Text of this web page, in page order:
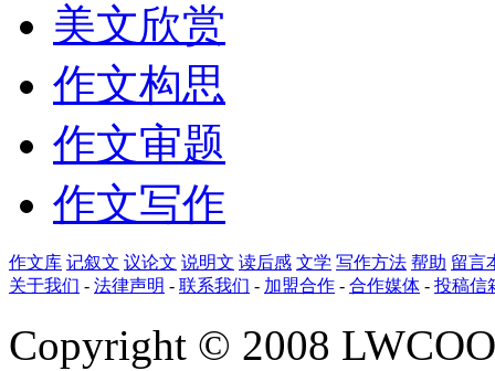
美文欣赏
作文构思
作文审题
作文写作
作文库 记叙文 议论文 说明文 读后感 文学 写作方法 帮助 留言
关于我们 - 法律声明 - 联系我们 - 加盟合作 - 合作媒体 - 投稿信
Copyright © 2008